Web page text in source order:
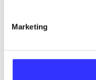
Marketing